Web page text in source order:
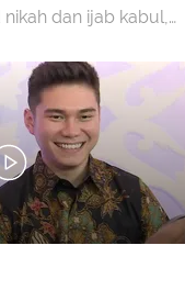
dan ijab kabul,